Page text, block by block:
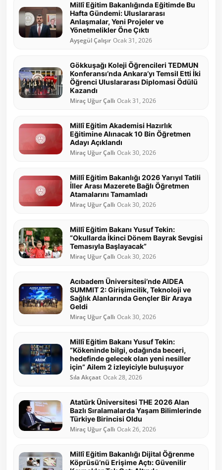
Millî Eğitim Bakanlığında Eğitimde Bu
Hafta Gündemi: Uluslararası
Anlaşmalar, Yeni Projeler ve
Yönetmelikler Öne Çıktı
Ayşegül Çalışır Ocak 31, 2026
Gökkuşağı Koleji Öğrencileri TEDMUN
Konferansı’nda Ankara’yı Temsil Etti İki
Öğrenci Uluslararası Diplomasi Ödülü
Kazandı
Miraç Uğur Çallı Ocak 31, 2026
Millî Eğitim Akademisi Hazırlık
Eğitimine Alınacak 10 Bin Öğretmen
Adayı Açıklandı
Miraç Uğur Çallı Ocak 30, 2026
Millî Eğitim Bakanlığı 2026 Yarıyıl Tatili
İller Arası Mazerete Bağlı Öğretmen
Atamalarını Tamamladı
Miraç Uğur Çallı Ocak 30, 2026
Millî Eğitim Bakanı Yusuf Tekin:
“Okullarda İkinci Dönem Bayrak Sevgisi
Temasıyla Başlayacak”
Miraç Uğur Çallı Ocak 30, 2026
Acıbadem Üniversitesi’nde AIDEA
SUMMIT 2: Girişimcilik, Teknoloji ve
Sağlık Alanlarında Gençler Bir Araya
Geldi
Miraç Uğur Çallı Ocak 30, 2026
Millî Eğitim Bakanı Yusuf Tekin:
“Kökeninde bilgi, odağında beceri,
hedefinde gelecek olan yeni nesiller
için” Ailem 2 izleyiciyle buluşuyor
Sıla Akçaat Ocak 28, 2026
Atatürk Üniversitesi THE 2026 Alan
Bazlı Sıralamalarda Yaşam Bilimlerinde
Türkiye Birincisi Oldu
Miraç Uğur Çallı Ocak 26, 2026
Millî Eğitim Bakanlığı Dijital Öğrenme
Köprüsü’nü Erişime Açtı: Güvenilir